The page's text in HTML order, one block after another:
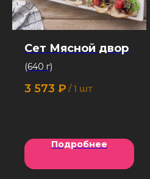
Сет Мясной двор
(640 г)
3 573 ₽ / 1 шт
Подробнее